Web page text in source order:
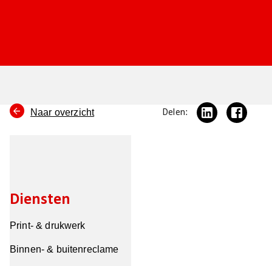
Naar overzicht Delen:
Diensten
Print- & drukwerk
Binnen- & buitenreclame